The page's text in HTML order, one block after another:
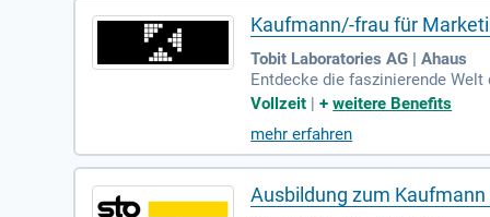
Kaufmann/-frau für
Tobit Laboratories AG | Ahaus
Entdecke die faszinierende
t für neue Technologien wie KI,
nd Werbemittel um, die
eht. Bewirb dich jetzt einfach
Vollzeit |+weitere Benefits
mehr erfahren
Ausbildung zum